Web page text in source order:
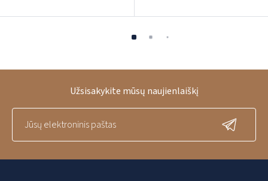
Užsisakykite mūsų naujienlaiškį